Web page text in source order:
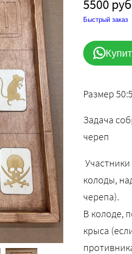
5500
Быстрый заказ
Размер
Задача
череп
колоды,
черепа).
В колоде,
крыса